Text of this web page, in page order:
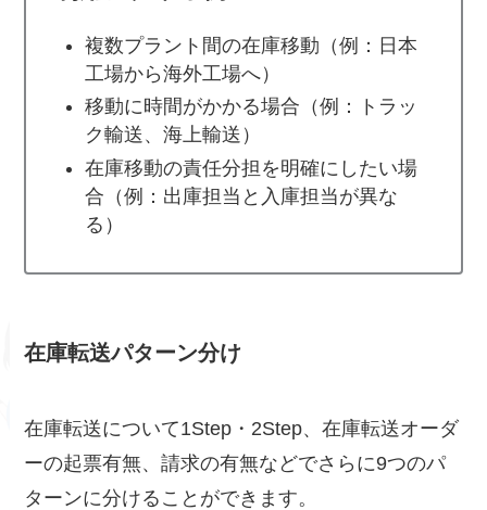
複数プラント間の在庫移動（例：日本
工場から海外工場へ）
移動に時間がかかる場合（例：トラッ
ク輸送、海上輸送）
在庫移動の責任分担を明確にしたい場
合（例：出庫担当と入庫担当が異な
る）
在庫転送パターン分け
在庫転送について1Step・2Step、在庫転送オーダ
ーの起票有無、請求の有無などでさらに9つのパ
ターンに分けることができます。